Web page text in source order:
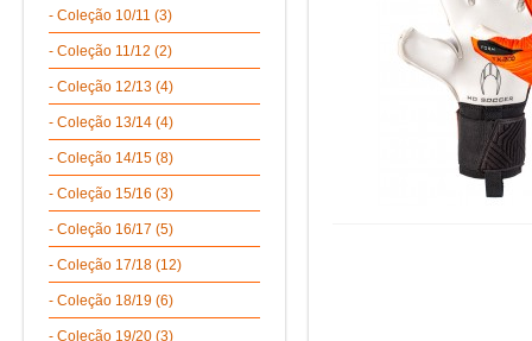
- Coleção 10/11 (3)
- Coleção 11/12 (2)
- Coleção 12/13 (4)
- Coleção 13/14 (4)
- Coleção 14/15 (8)
- Coleção 15/16 (3)
- Coleção 16/17 (5)
- Coleção 17/18 (12)
- Coleção 18/19 (6)
- Coleção 19/20 (3)